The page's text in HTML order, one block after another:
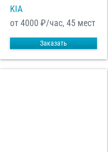
KIA
от 4000 ₽/час, 45 мест
Заказать
обработку